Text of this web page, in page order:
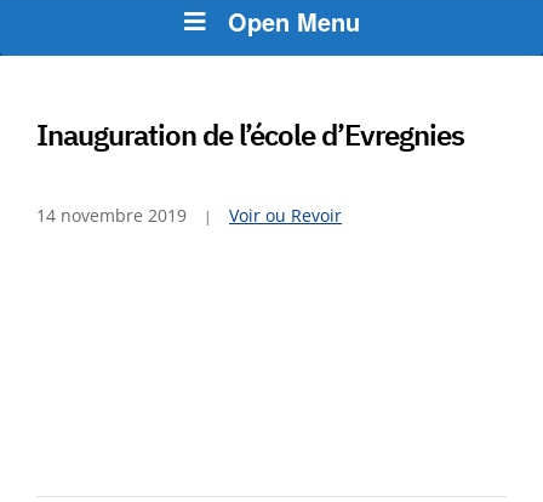
Open Menu
Inauguration de l’école d’Evregnies
14 novembre 2019 Voir ou Revoir